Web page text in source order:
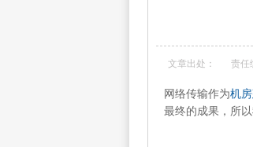
文章出处： 责任
网络传输作为机
最终的成果，所